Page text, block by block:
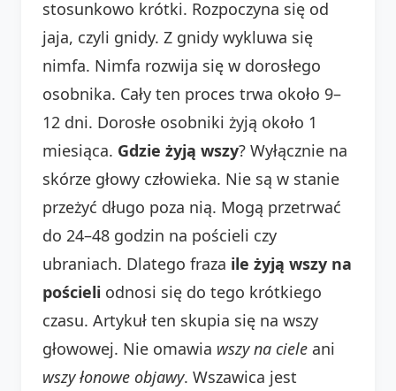
stosunkowo krótki. Rozpoczyna się od
jaja, czyli gnidy. Z gnidy wykluwa się
nimfa. Nimfa rozwija się w dorosłego
osobnika. Cały ten proces trwa około 9–
12 dni. Dorosłe osobniki żyją około 1
miesiąca. Gdzie żyją wszy? Wyłącznie na
skórze głowy człowieka. Nie są w stanie
przeżyć długo poza nią. Mogą przetrwać
do 24–48 godzin na pościeli czy
ubraniach. Dlatego fraza ile żyją wszy na
pościeli odnosi się do tego krótkiego
czasu. Artykuł ten skupia się na wszy
głowowej. Nie omawia wszy na ciele ani
wszy łonowe objawy. Wszawica jest